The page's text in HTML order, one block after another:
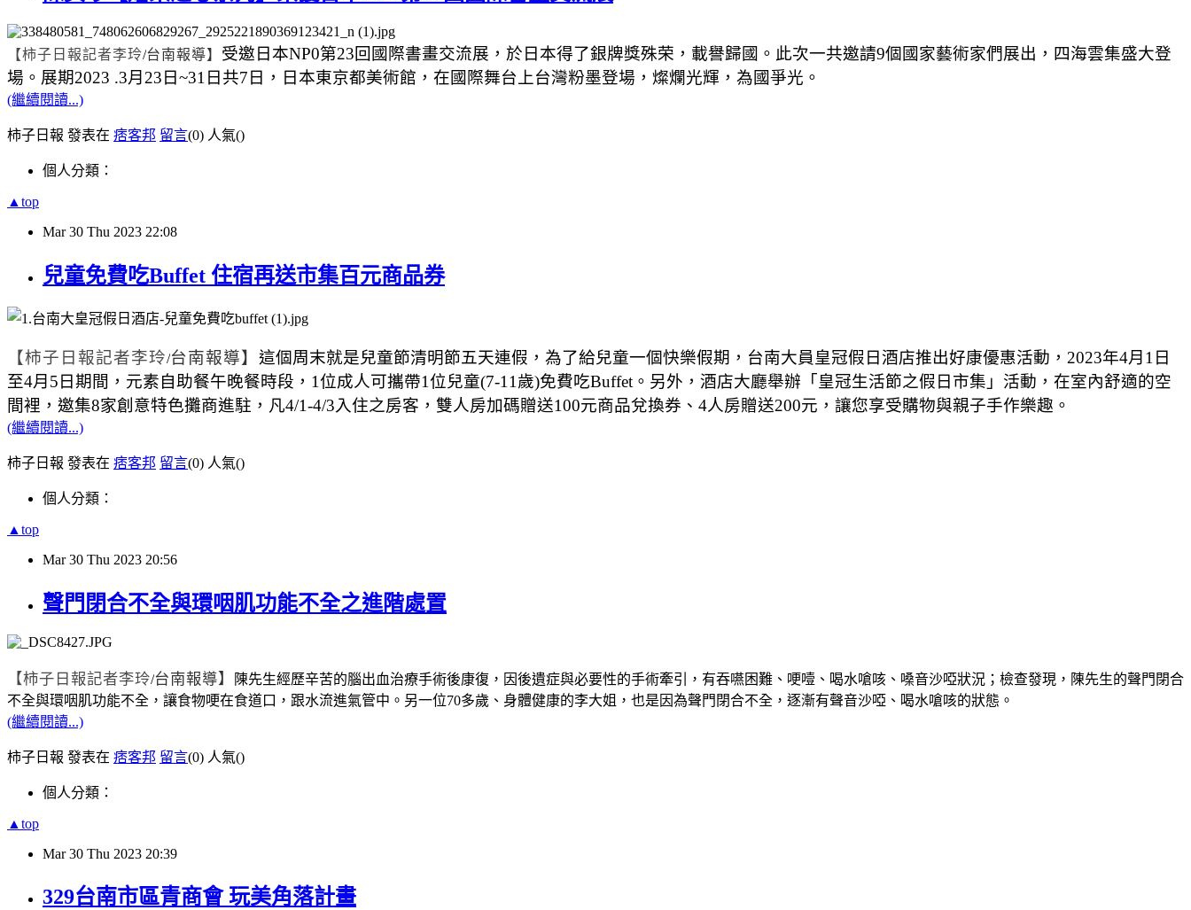
【柿子日報記者李玲/台南報導】 受邀日本NP0第23回國際書畫交流展，於日本得了銀牌獎殊荣，載譽歸國。此次一共邀請9個國家藝術家們展出，四海雲集盛大登
場。展期2023 .3月 23 日 ~31 日共7 日，日本東京都美術館，在國際舞台上台灣粉墨登場，燦爛光輝，為國爭光。
(繼續閱讀...)
柿子日報 發表在 痞客邦 留言(0) 人氣()
個人分類：
▲top
Mar 30 Thu 2023 22:08
兒童免費吃Buffet 住宿再送市集百元商品券
【柿子日報記者李玲/台南報導】 這個周末就是兒童節清明節五天連假，為了給兒童一個快樂假期，台南大員皇冠假日酒店推出好康優惠活動， 2023年4月 1 日
至4月 5日期間，元素自助餐午晚餐時段， 1 位成人可攜帶1 位兒童(7-11 歲)免費吃Buffet 。另外，酒店大廳舉辦「皇冠生活節之假日市集」活動，在室內舒適的空
間裡，邀集8家創意特色攤商進駐，凡4/1-4/3入住之房客，雙人房加碼贈送100元商品兌換券、 4人房贈送200元，讓您享受購物與親子手作樂趣。
(繼續閱讀...)
柿子日報 發表在 痞客邦 留言(0) 人氣()
個人分類：
▲top
Mar 30 Thu 2023 20:56
聲門閉合不全與環咽肌功能不全之進階處置
【柿子日報記者李玲/台南報導】
陳先生經歷辛苦的腦出血治療手術後康復，因後遺症與必要性的手術牽引，有吞嚥困難、哽噎、喝水嗆咳、嗓音沙啞狀況；檢查發現，陳先生的聲門閉合
不全與環咽肌功能不全，讓食物哽在食道口，跟水流進氣管中。另一位70多歲、身體健康的李大姐，也是因為聲門閉合不全，逐漸有聲音沙啞、喝水嗆咳的狀態。
(繼續閱讀...)
柿子日報 發表在 痞客邦 留言(0) 人氣()
個人分類：
▲top
Mar 30 Thu 2023 20:39
329台南市區青商會 玩美角落計畫